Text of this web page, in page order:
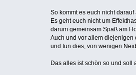
So kommt es euch nicht
Es geht euch nicht um
darum gemeinsam Spaß am
Auch und vor allem diejenigen
und tun dies, von wenigen
Das alles ist schön so und soll